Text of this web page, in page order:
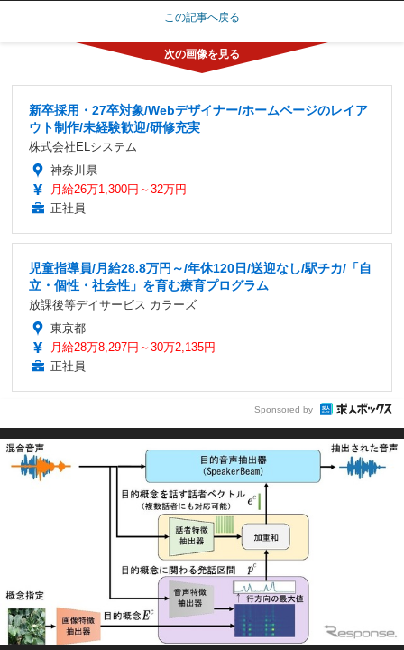
この記事へ戻る
新卒採用・27卒対象/Webデザイナー/ホームページのレイア
ウト制作/未経験歓迎/研修充実
株式会社ELシステム
神奈川県
月給26万1,300円～32万円
正社員
児童指導員/月給28.8万円～/年休120日/送迎なし/駅チカ/「自
立・個性・社会性」を育む療育プログラム
放課後等デイサービス カラーズ
東京都
月給28万8,297円～30万2,135円
正社員
Sponsored by